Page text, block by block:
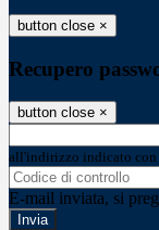
button close ×
Recupero
button close ×
all'indirizzo indicato con
E-mail inviata, si